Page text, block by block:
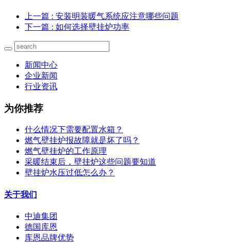
上一篇 : 安装明装暖气系统应注意哪些问题
下一篇 : 如何选择壁挂炉功率
新闻中心
企业新闻
行业资讯
为你推荐
什么情况下需要配置水箱？
燃气壁挂炉报故障就是坏了吗？
燃气壁挂炉的工作原理
采暖结束后，壁挂炉这些问题要知道
壁挂炉水压过低怎么办？
关于我们
中迪集团
德国库恩
库恩品牌优势